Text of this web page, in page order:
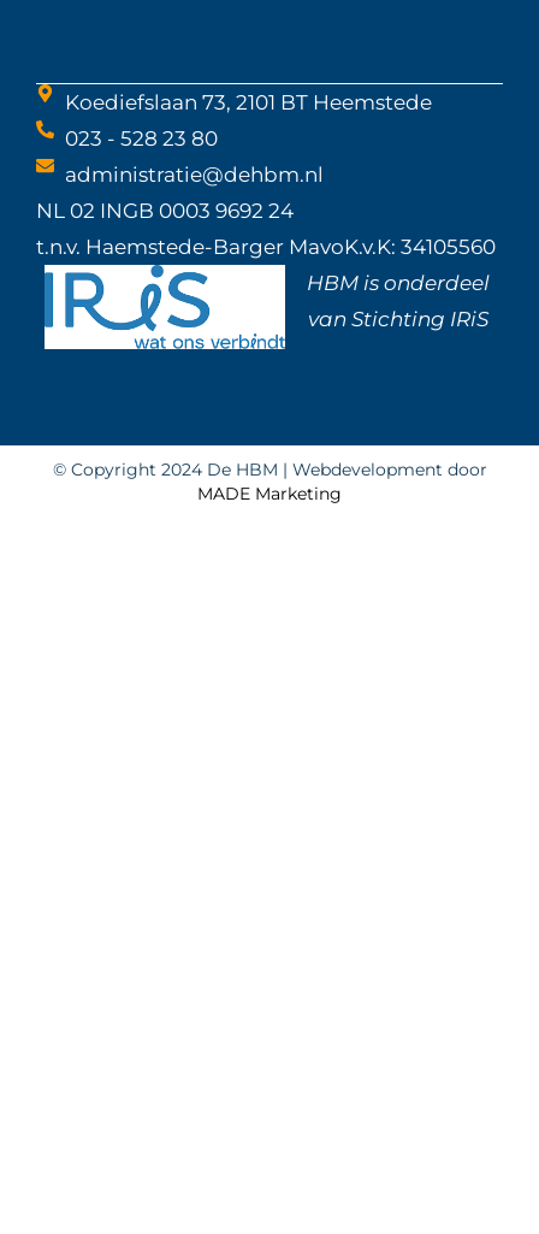
Koediefslaan 73, 2101 BT Heemstede
023 - 528 23 80
administratie@dehbm.nl
NL 02 INGB 0003 9692 24
t.n.v. Haemstede-Barger MavoK.v.K: 34105560
HBM is onderdeel
vanStichting IRiS
© Copyright 2024 De HBM | Webdevelopment door
MADE Marketing